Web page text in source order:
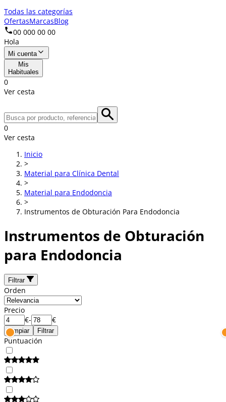
Todas las categorías
OfertasMarcasBlog
00 000 00 00
Hola
Mi cuenta
Mis
Habituales
0
Ver cesta
0
Ver cesta
Inicio
>
Material para Clínica Dental
>
Material para Endodoncia
>
Instrumentos de Obturación Para Endodoncia
Instrumentos de Obturación
para Endodoncia
Filtrar
Orden
Precio
€- €
Limpiar Filtrar
Puntuación